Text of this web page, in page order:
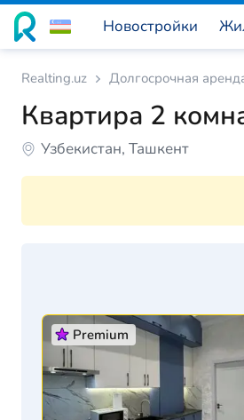
Новостройки
Realting.uz Долгосрочная
Квартира 2
Узбекистан, Ташкент
Premium